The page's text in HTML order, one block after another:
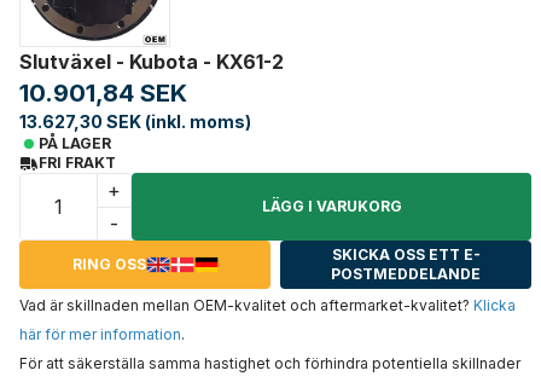
Slutväxel - Kubota - KX61-2
10.901,84 SEK
13.627,30 SEK (inkl. moms)
PÅ LAGER
FRI FRAKT
+
-
LÄGG I VARUKORG
RING OSS
SKICKA OSS ETT E-
POSTMEDDELANDE
Vad är skillnaden mellan OEM-kvalitet och aftermarket-kvalitet? Klicka
här för mer information.
För att säkerställa samma hastighet och förhindra potentiella skillnader